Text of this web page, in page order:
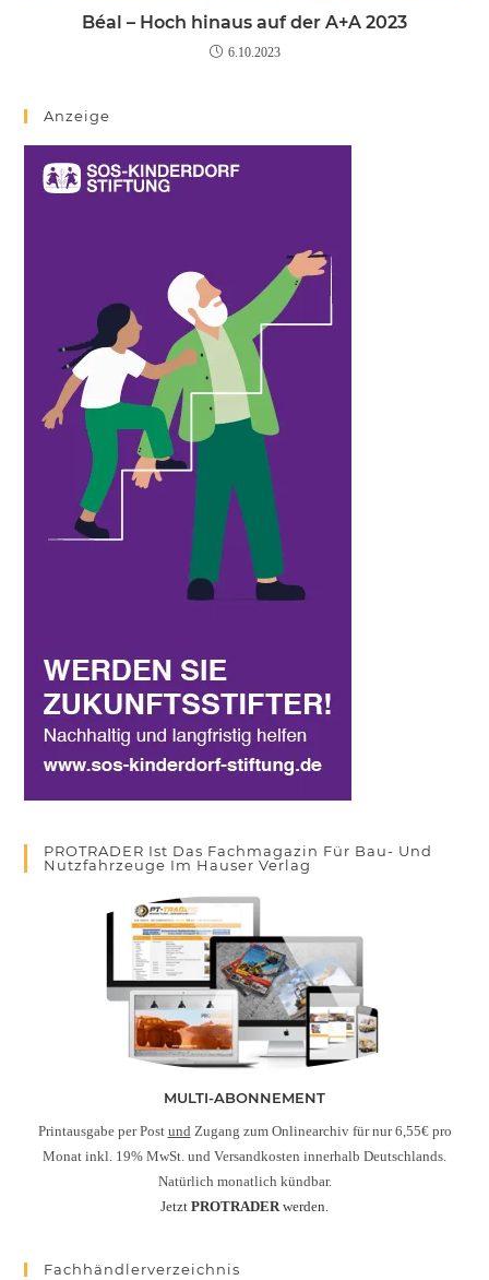
Béal – Hoch hinaus auf der A+A 2023
6.10.2023
Anzeige
PROTRADER Ist Das Fachmagazin Für Bau- Und
Nutzfahrzeuge Im Hauser Verlag
MULTI-ABONNEMENT
Printausgabe per Post und Zugang zum Onlinearchiv für nur 6,55€ pro
Monat inkl. 19% MwSt. und Versandkosten innerhalb Deutschlands.
Natürlich monatlich kündbar.
Jetzt PROTRADERwerden.
Fachhändlerverzeichnis